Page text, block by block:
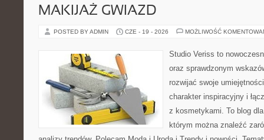
MAKIJAŻ GWIAZD
POSTED BY ADMIN CZE - 19 - 2026 MOŻLIWOŚĆ
Studio Veriss to
oraz sprawdzonym
rozwijać swoje
charakter inspiracyjny i
z kosmetykami. To blog
którym można znaleźć